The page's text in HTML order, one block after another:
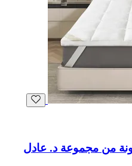
3 درجات ليونة من مجموعة د. عادل